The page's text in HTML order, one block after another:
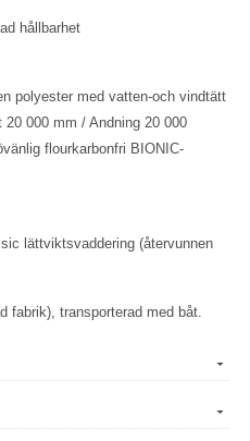
hållbarhet
polyester med vatten-och vindtätt
000 mm / Andning 20 000
flourkarbonfri BIONIC-
lättviktsvaddering (återvunnen
fabrik), transporterad med båt.